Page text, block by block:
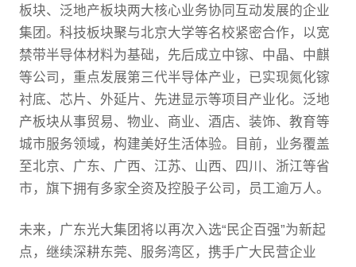
板块、泛地产板块两大核心业务协同互动发展的企业
集团。科技板块聚与北京大学等名校紧密合作，以宽
禁带半导体材料为基础，先后成立中镓、中晶、中麒
等公司，重点发展第三代半导体产业，已实现氮化镓
衬底、芯片、外延片、先进显示等项目产业化。泛地
产板块从事贸易、物业、商业、酒店、装饰、教育等
城市服务领域，构建美好生活体验。目前，业务覆盖
至北京、广东、广西、江苏、山西、四川、浙江等省
市，旗下拥有多家全资及控股子公司，员工逾万人。
未来，广东光大集团将以再次入选“民企百强”为新起
点，继续深耕东莞、服务湾区，携手广大民营企业